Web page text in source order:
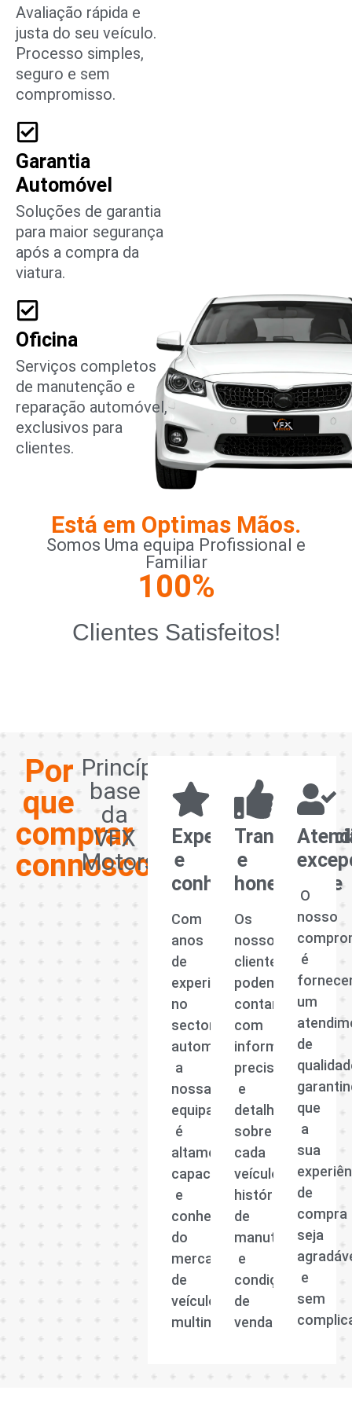
Avaliação rápida e
justa do seu veículo.
Processo simples,
seguro e sem
compromisso.
Garantia
Automóvel
Soluções de garantia
para maior segurança
após a compra da
viatura.
Oficina
Serviços completos
de manutenção e
reparação automóvel,
exclusivos para
clientes.
Está em Optimas Mãos.
Somos Uma equipa Profissional e
Familiar
Clientes Satisfeitos!
100%
Por
que
comprar
connosco?
Princípios
base
da
VFX
Motors
Experiência
e
conhecimento
Com
anos
de
experiência
no
sector
automóvel,
a
nossa
equipa
é
altamente
capacitada
e
conhecedora
do
mercado
de
veículos
multimarcas.
e
honestidade
Os
nossos
clientes
podem
contar
com
informações
precisas
e
detalhadas
sobre
cada
veículo,
histórico
de
manutenção
e
condições
de
venda.
O
nosso
é
um
de
que
a
sua
de
compra
seja
e
sem